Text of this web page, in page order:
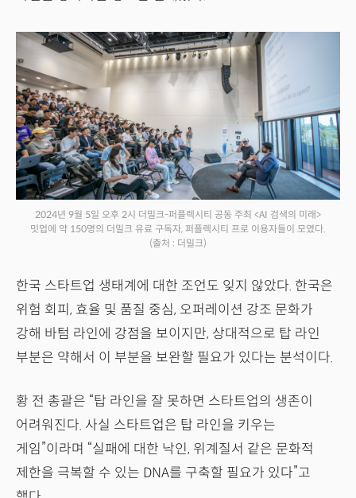
2024년 9월 5일 오후 2시 더밀크-퍼플렉시티 공동 주최 <AI 검색의 미래>
밋업에 약 150명의 더밀크 유료 구독자, 퍼플렉시티 프로 이용자들이 모였다.
(출처 : 더밀크)
한국 스타트업 생태계에 대한 조언도 잊지 않았다. 한국은
위험 회피, 효율 및 품질 중심, 오퍼레이션 강조 문화가
강해 바텀 라인에 강점을 보이지만, 상대적으로 탑 라인
부분은 약해서 이 부분을 보완할 필요가 있다는 분석이다.
황 전 총괄은 “탑 라인을 잘 못하면 스타트업의 생존이
어려워진다. 사실 스타트업은 탑 라인을 키우는
게임”이라며 “실패에 대한 낙인, 위계질서 같은 문화적
제한을 극복할 수 있는 DNA를 구축할 필요가 있다”고